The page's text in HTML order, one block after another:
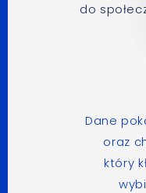
do
Dane
oraz
który